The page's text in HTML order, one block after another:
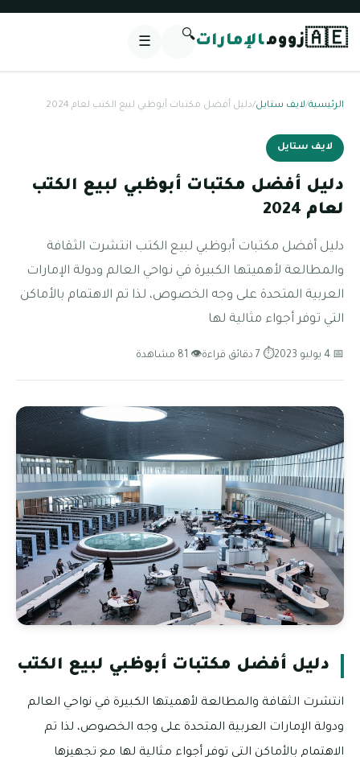
🇦🇪زوومالإمارات🔍
☰
الرئيسية/لايف ستايل/دليل أفضل مكتبات أبوظبي لبيع الكتب لعام 2024
لايف ستايل
دليل أفضل مكتبات أبوظبي لبيع الكتب
لعام 2024
دليل أفضل مكتبات أبوظبي لبيع الكتب انتشرت الثقافة
والمطالعة لأهميتها الكبيرة في نواحي العالم ودولة الإمارات
العربية المتحدة على وجه الخصوص، لذا تم الاهتمام بالأماكن
التي توفر أجواء مثالية لها
📅 4 يوليو 2023 ⏱ 7 دقائق قراءة 👁 81 مشاهدة
دليل أفضل مكتبات أبوظبي لبيع الكتب
انتشرت الثقافة والمطالعة لأهميتها الكبيرة في نواحي العالم
ودولة الإمارات العربية المتحدة على وجه الخصوص، لذا تم
الاهتمام بالأماكن التي توفر أجواء مثالية لها مع تجهيزها